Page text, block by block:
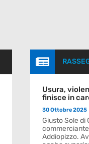

Usura,
finisce in
30 Ottobre 2025
Giusto Sole di
Addiopizzo.